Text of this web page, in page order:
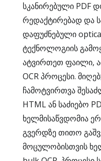
სკანირებული PDF
რედაქტირებად და
დაფუძნებული
ტექნოლოგიის
ატვირთეთ ფაილი,
OCR პროცესი.
ჩამოტვირთვა
HTML ან საძიებო
ხელმისაწვდომია
გვერდზე თითო
მოცულობისთვის